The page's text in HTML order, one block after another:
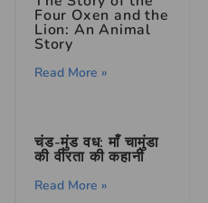
Four Oxen and the
Lion: An Animal
Story
Read More »
चंड-मुंड वध: माँ चामुंडा
की वीरता की कहानी
Read More »